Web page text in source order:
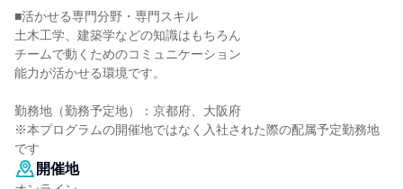
■活かせる専門分野・専門スキル
土木工学、建築学などの知識はもちろん
チームで動くためのコミュニケーション
能力が活かせる環境です。
勤務地（勤務予定地）：京都府、大阪府
※本プログラムの開催地ではなく入社された際の配属予定勤務地
です
開催地